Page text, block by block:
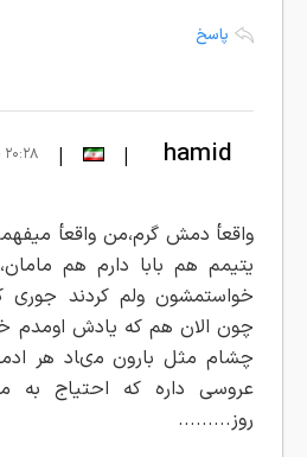
پاسخ
hamid
|
| ۲۰:۲۸ - ۱۳۹۴/۰۱/۳۱
واقعأ دمش گرم،من واقعأ
يتيمم هم بابا دارم هم
خواستمشون ولم کردند جورى
چون الان هم که يادش اومدم
چشام مثل بارون مىاد هر
عروسى داره که احتياج به
روز.........